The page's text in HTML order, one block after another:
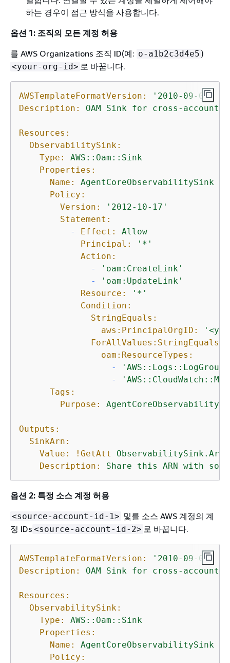
하는 경우이 접근 방식을 사용합니다.
옵션 1: 조직의 모든 계정 허용
를 AWS Organizations 조직 ID(예: o-a1b2c3d4e5 )
<your-org-id> 로 바꿉니다.
AWSTemplateFormatVersion:
'2010-09-09'
Description:
OAM Sink for cross-account
Resources:
ObservabilitySink:
Type:
AWS::Oam::Sink
Properties:
Name:
AgentCoreObservabilitySink
Policy:
Version:
'2012-10-17'
Statement:
-
Effect:
Allow
Principal:
'*'
Action:
-
'oam:CreateLink'
-
'oam:UpdateLink'
Resource:
'*'
Condition:
StringEquals:
aws:PrincipalOrgID:
ForAllValues:StringEquals:
oam:ResourceTypes:
-
'AWS::Logs::LogGroup'
-
Tags:
Purpose:
AgentCoreObservability
Outputs:
SinkArn:
Value:
!GetAtt
ObservabilitySink.Arn
Description:
Share this ARN with
옵션 2: 특정 소스 계정 허용
<source-account-id-1> 및를 소스 AWS 계정의 계
정 IDs <source-account-id-2> 로 바꿉니다.
AWSTemplateFormatVersion:
'2010-09-09'
Description:
OAM Sink for cross-account
Resources:
ObservabilitySink:
Type:
AWS::Oam::Sink
Properties:
Name:
AgentCoreObservabilitySink
Policy: